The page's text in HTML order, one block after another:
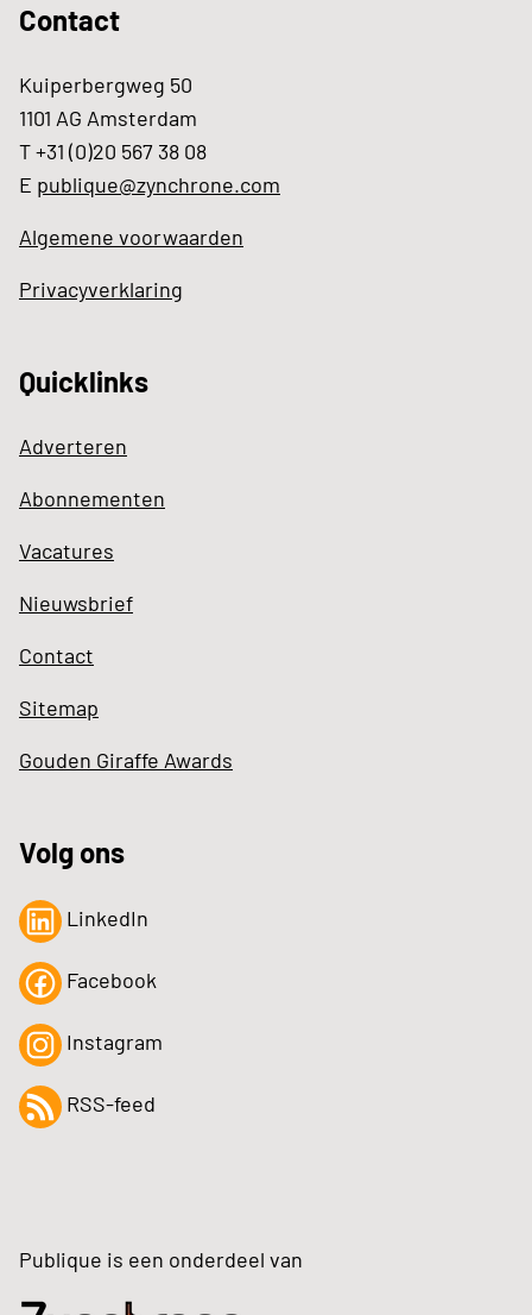
Contact
Kuiperbergweg 50
1101 AG Amsterdam
T +31 (0)20 567 38 08
E publique@zynchrone.com
Algemene voorwaarden
Privacyverklaring
Quicklinks
Adverteren
Abonnementen
Vacatures
Nieuwsbrief
Contact
Sitemap
Gouden Giraffe Awards
Volg ons
LinkedIn
Facebook
Instagram
RSS-feed
Publique is een onderdeel van